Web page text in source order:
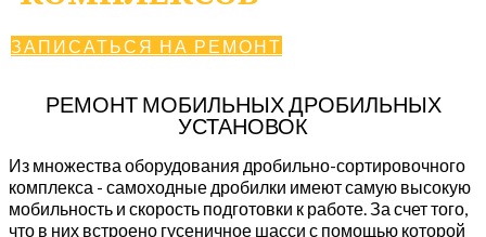
ЗАПИСАТЬСЯ НА РЕМОНТ
РЕМОНТ МОБИЛЬНЫХ ДРОБИЛЬНЫХ
УСТАНОВОК
Из множества оборудования дробильно-сортировочного
комплекса - самоходные дробилки имеют самую высокую
мобильность и скорость подготовки к работе. За счет того,
что в них встроено гусеничное шасси с помощью которой